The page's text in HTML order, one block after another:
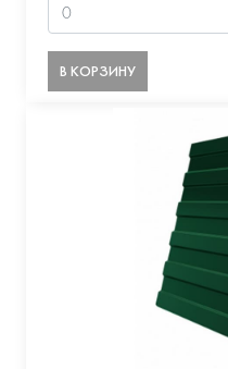
В КОРЗИНУ